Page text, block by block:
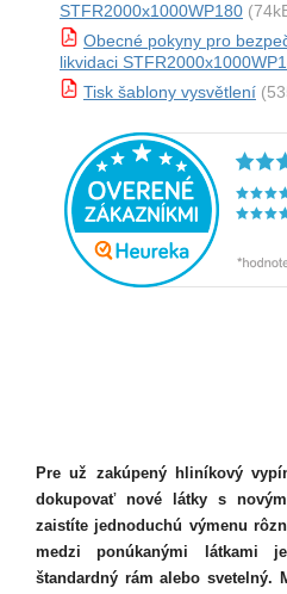
STFR2000x1000WP180
Obecné pokyny pro
likvidaci
Tisk šablony vysvětlení
Pre už zakúpený hliníkový
dokupovať nové látky s
zaistíte jednoduchú výmenu
medzi ponúkanými látkami
štandardný rám alebo svetelný.